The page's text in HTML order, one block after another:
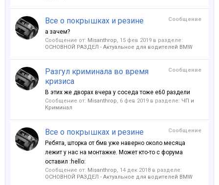
Сообщение
Все о покрышках и резине
а зачем?
Сообщение от: Misanthrop, 15 фев 2019 в разделе:
ОСНОВНОЙ РАЗДЕЛ - Актуальное для водителей BMW
Сообщение
Разгул криминала во время
кризиса
В этих же дворах вчера у соседа тоже е60 раздели
Сообщение от: Misanthrop, 6 фев 2019 в разделе: ЧП и
Криминал
Сообщение
Все о покрышках и резине
Ребята, шторка от бмв уже наверно около месяца
лежит у нас на монтажке. Может кто-то с форума
оставил :hello:
Сообщение от: Misanthrop, 14 дек 2018 в разделе:
ОСНОВНОЙ РАЗДЕЛ - Актуальное для водителей BMW